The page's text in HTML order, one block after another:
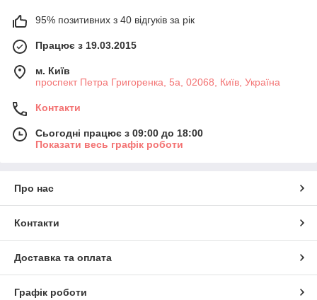
95% позитивних з 40 відгуків за рік
Працює з 19.03.2015
м. Київ
проспект Петра Григоренка, 5а, 02068, Київ, Україна
Контакти
Сьогодні працює з 09:00 до 18:00
Показати весь графік роботи
Про нас
Контакти
Доставка та оплата
Графік роботи